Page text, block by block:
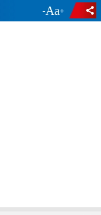
- +